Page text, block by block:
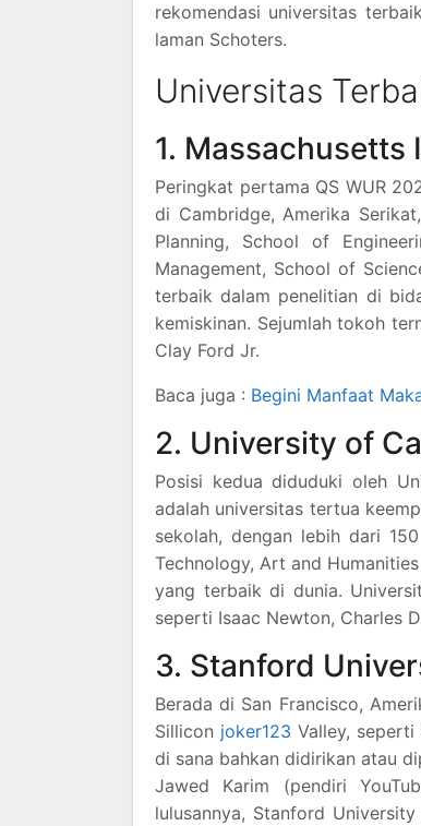
rekomendasi universitas
laman Schoters.
Universitas
1.
Peringkat pertama QS WUR
di Cambridge, Amerika
Planning, School of
Management, School of
terbaik dalam penelitian di
kemiskinan. Sejumlah tokoh
Clay Ford Jr.
Baca juga : Begini Manfaat
2. University of
Posisi kedua diduduki oleh
adalah universitas tertua
sekolah, dengan lebih dari
Technology, Art and
yang terbaik di dunia.
seperti Isaac Newton, Charles
3. Stanford
Berada di San Francisco,
Sillicon joker123 Valley,
di sana bahkan didirikan atau
Jawed Karim (pendiri
lulusannya, Stanford